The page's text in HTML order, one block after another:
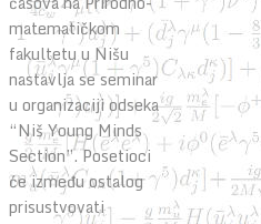
matematičkom
fakultetu u Nišu
nastavlja se seminar
u organizaciji odseka
“Niš Young Minds
Section”. Posetioci
će između ostalog
prisustvovati